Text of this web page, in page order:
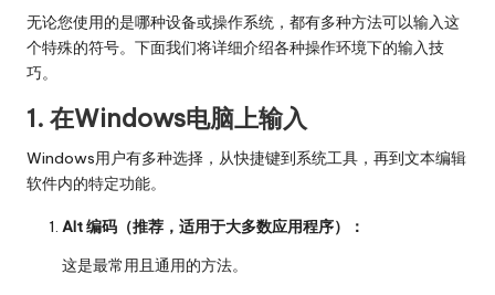
无论您使用的是哪种设备或操作系统，都有多种方法可以输入这
个特殊的符号。下面我们将详细介绍各种操作环境下的输入技
巧。
1. 在Windows电脑上输入
Windows用户有多种选择，从快捷键到系统工具，再到文本编辑
软件内的特定功能。
Alt 编码（推荐，适用于大多数应用程序）：
这是最常用且通用的方法。